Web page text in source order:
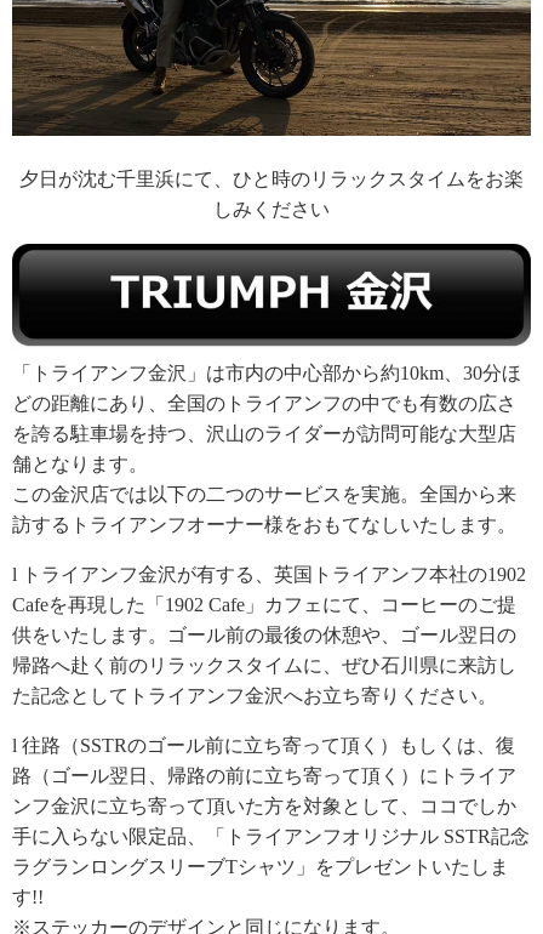
夕日が沈む千里浜にて、ひと時のリラックスタイムをお楽
しみください
「トライアンフ金沢」は市内の中心部から約10km、30分ほ
どの距離にあり、全国のトライアンフの中でも有数の広さ
を誇る駐車場を持つ、沢山のライダーが訪問可能な大型店
舗となります。
この金沢店では以下の二つのサービスを実施。全国から来
訪するトライアンフオーナー様をおもてなしいたします。
l トライアンフ金沢が有する、英国トライアンフ本社の1902
Cafeを再現した「1902 Cafe」カフェにて、コーヒーのご提
供をいたします。ゴール前の最後の休憩や、ゴール翌日の
帰路へ赴く前のリラックスタイムに、ぜひ石川県に来訪し
た記念としてトライアンフ金沢へお立ち寄りください。
l 往路（SSTRのゴール前に立ち寄って頂く）もしくは、復
路（ゴール翌日、帰路の前に立ち寄って頂く）にトライア
ンフ金沢に立ち寄って頂いた方を対象として、ココでしか
手に入らない限定品、「トライアンフオリジナル SSTR記念
ラグランロングスリーブTシャツ」をプレゼントいたしま
す!!
※ステッカーのデザインと同じになります。